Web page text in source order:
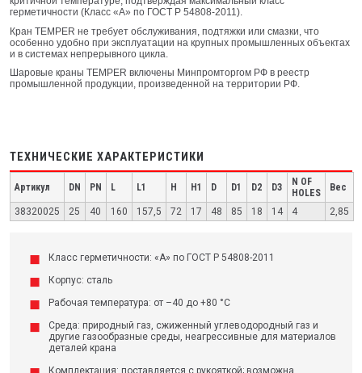
герметичности (Класс «А» по ГОСТ Р 54808-2011).
Кран TEMPER не требует обслуживания, подтяжки или смазки, что
особенно удобно при эксплуатации на крупных промышленных объектах
и в системах непрерывного цикла.
Шаровые краны TEMPER включены Минпромторгом РФ в реестр
промышленной продукции, произведенной на территории РФ.
ТЕХНИЧЕСКИЕ ХАРАКТЕРИСТИКИ
Артикул DN PN L L1 H H1 D D1 D2 D3
N OF
HOLES
Вес
38320025 25 40 160 157,5 72 17 48 85 18 14 4 2,85
Класс герметичности: «А» по ГОСТ Р 54808-2011
Корпус: сталь
Рабочая температура: от –40 до +80 °C
Среда: природный газ, сжиженный углеводородный газ и
другие газообразные среды, неагрессивные для материалов
деталей крана
Комплектация: поставляется с рукояткой; возможна